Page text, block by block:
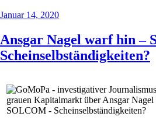
Januar 14, 2020
Ansgar Nagel warf hin –
Scheinselbständigkeiten?